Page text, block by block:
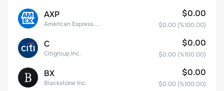
AXP
American Express Company
$0.00
$0.00 (%100.00)
C
Citigroup Inc.
$0.00
$0.00 (%100.00)
BX
Blackstone Inc.
$0.00
$0.00 (%100.00)